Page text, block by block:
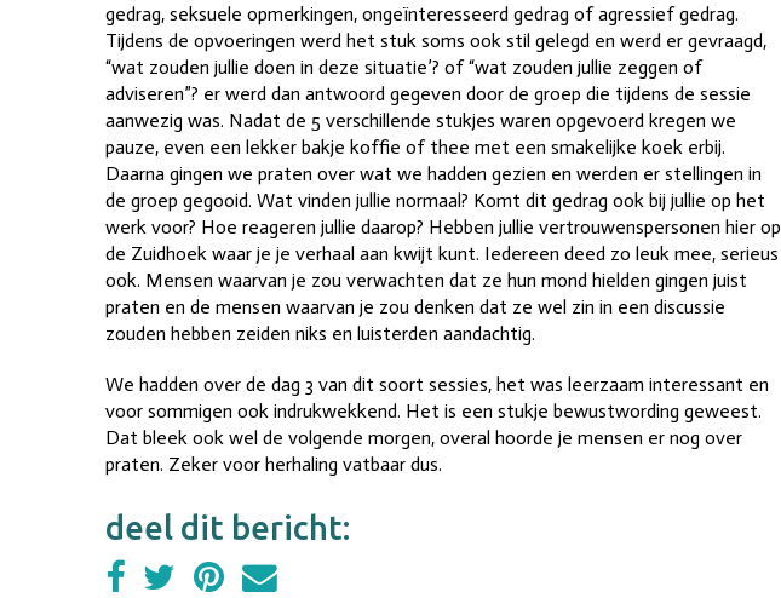
gedrag, seksuele opmerkingen, ongeïnteresseerd gedrag of agressief gedrag.
Tijdens de opvoeringen werd het stuk soms ook stil gelegd en werd er gevraagd,
“wat zouden jullie doen in deze situatie’? of “wat zouden jullie zeggen of
adviseren”? er werd dan antwoord gegeven door de groep die tijdens de sessie
aanwezig was. Nadat de 5 verschillende stukjes waren opgevoerd kregen we
pauze, even een lekker bakje koffie of thee met een smakelijke koek erbij.
Daarna gingen we praten over wat we hadden gezien en werden er stellingen in
de groep gegooid. Wat vinden jullie normaal? Komt dit gedrag ook bij jullie op het
werk voor? Hoe reageren jullie daarop? Hebben jullie vertrouwenspersonen hier op
de Zuidhoek waar je je verhaal aan kwijt kunt. Iedereen deed zo leuk mee, serieus
ook. Mensen waarvan je zou verwachten dat ze hun mond hielden gingen juist
praten en de mensen waarvan je zou denken dat ze wel zin in een discussie
zouden hebben zeiden niks en luisterden aandachtig.
We hadden over de dag 3 van dit soort sessies, het was leerzaam interessant en
voor sommigen ook indrukwekkend. Het is een stukje bewustwording geweest.
Dat bleek ook wel de volgende morgen, overal hoorde je mensen er nog over
praten. Zeker voor herhaling vatbaar dus.
deel dit bericht: